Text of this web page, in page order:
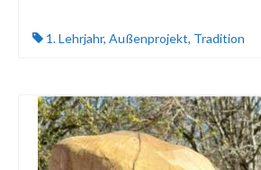
1. Lehrjahr, Außenprojekt, Tradition